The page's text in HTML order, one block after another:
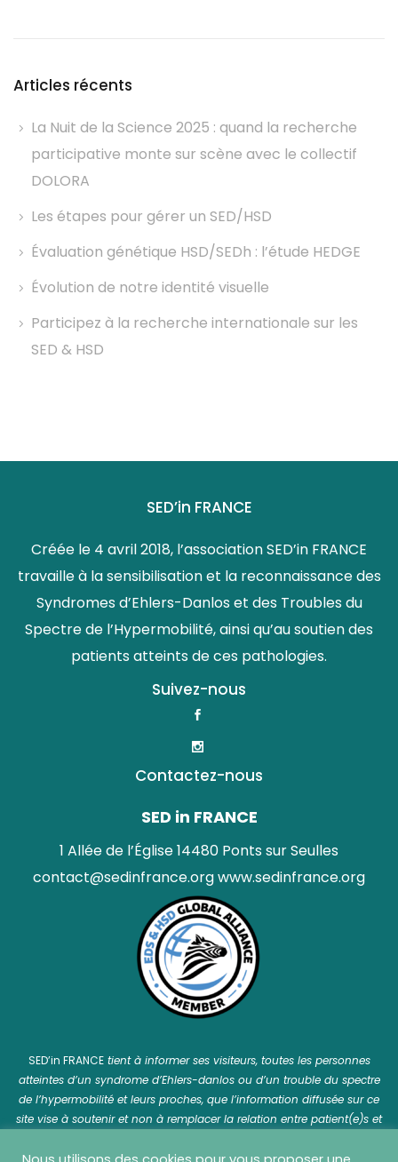
Articles récents
La Nuit de la Science 2025 : quand la recherche
participative monte sur scène avec le collectif
DOLORA
Les étapes pour gérer un SED/HSD
Évaluation génétique HSD/SEDh : l’étude HEDGE
Évolution de notre identité visuelle
Participez à la recherche internationale sur les
SED & HSD
SED’in FRANCE
Créée le 4 avril 2018, l’association SED’in FRANCE
travaille à la sensibilisation et la reconnaissance des
Syndromes d’Ehlers-Danlos et des Troubles du
Spectre de l’Hypermobilité, ainsi qu’au soutien des
patients atteints de ces pathologies.
Suivez-nous
Contactez-nous
SED in FRANCE
1 Allée de l’Église 14480 Ponts sur Seulles
contact@sedinfrance.orgwww.sedinfrance.org
SED’in FRANCEtient à informer ses visiteurs, toutes les personnes
atteintes d’un syndrome d’Ehlers-danlos ou d’un trouble du spectre
de l’hypermobilité et leurs proches, que l’information diffusée sur ce
site vise à soutenir et non à remplacer la relation entre patient(e)s et